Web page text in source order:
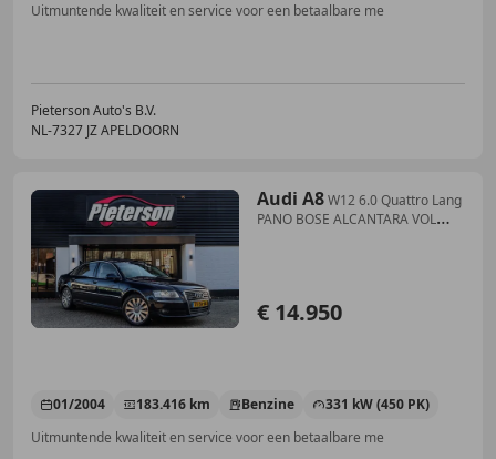
Uitmuntende kwaliteit en service voor een betaalbare me
Pieterson Auto's B.V.
NL-7327 JZ APELDOORN
Audi A8W12 6.0 Quattro Lang
PANO BOSE ALCANTARA VOL
€ 14.950
01/2004 183.416 km Benzine
331 kW (450 PK)
Uitmuntende kwaliteit en service voor een betaalbare me